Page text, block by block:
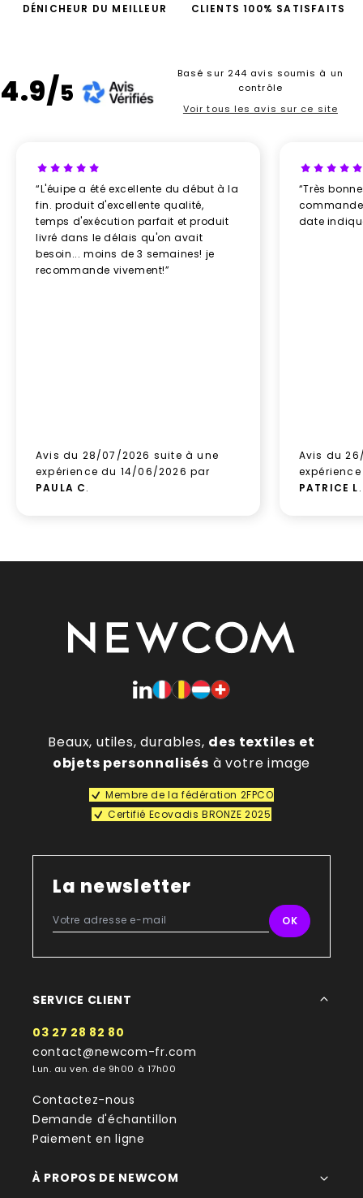
DÉNICHEUR DU MEILLEUR CLIENTS 100% SATISFAITS
4.9/5
Basé sur 244 avis soumis à un
contrôle
Voir tous les avis sur ce site
“L'éuipe a été excellente du début à la
fin. produit d'excellente qualité,
temps d'exécution parfait et produit
livré dans le délais qu'on avait
besoin... moins de 3 semaines! je
recommande vivement!”
Avis du 28/07/2026 suite à une
expérience du 14/06/2026 par
PAULA C.
“Très
date
Avis du
PATRICE L.
Beaux, utiles, durables, des textiles et
objets personnalisés à votre image
Membre de la fédération 2FPCO
Certifié Ecovadis BRONZE 2025
La newsletter
SERVICE CLIENT
03 27 28 82 80
contact@newcom-fr.com
Lun. au ven. de 9h00 à 17h00
Contactez-nous
Demande d'échantillon
Paiement en ligne
À PROPOS DE NEWCOM